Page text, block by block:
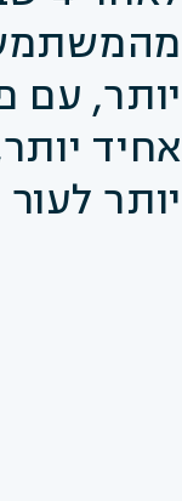
יותר, עם
אחיד
יותר לעור